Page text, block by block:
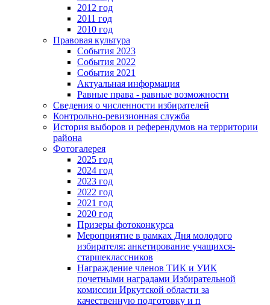
2012 год
2011 год
2010 год
Правовая культура
События 2023
События 2022
События 2021
Актуальная информация
Равные права - равные возможности
Сведения о численности избирателей
Контрольно-ревизионная служба
История выборов и референдумов на территории
района
Фотогалерея
2025 год
2024 год
2023 год
2022 год
2021 год
2020 год
Призеры фотоконкурса
Мероприятие в рамках Дня молодого
избирателя: анкетирование учащихся-
старшеклассников
Награждение членов ТИК и УИК
почетными наградами Избирательной
комиссии Иркутской области за
качественную подготовку и п